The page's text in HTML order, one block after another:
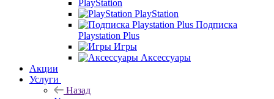
PlayStation
PlayStation
Подписка
Playstation Plus
Игры
Аксессуары
Акции
Услуги
Назад